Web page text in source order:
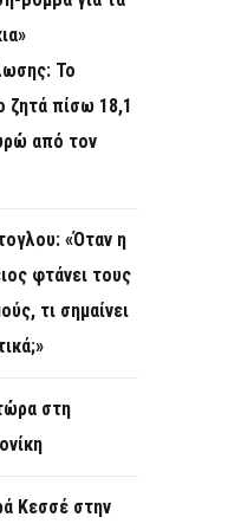
Το
ζητά πίσω 18,1
από τον
«Όταν η
φτάνει τους
τι σημαίνει
στη
Κεσσέ στην